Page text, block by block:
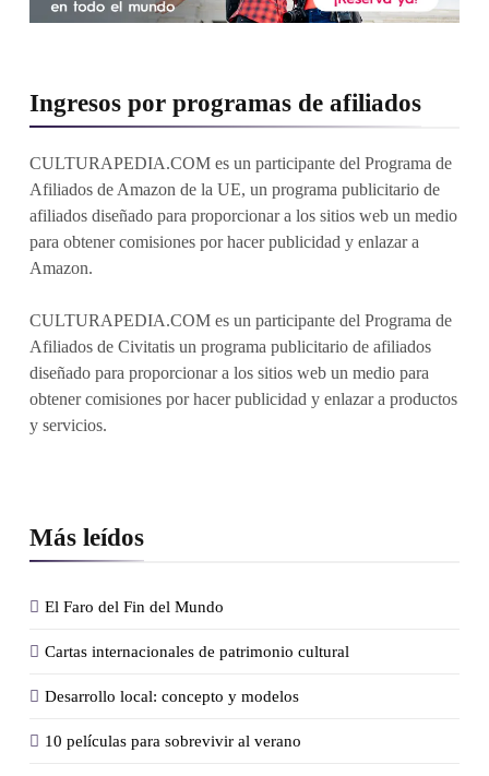
Ingresos por programas de afiliados
CULTURAPEDIA.COM es un participante del Programa de
Afiliados de Amazon de la UE, un programa publicitario de
afiliados diseñado para proporcionar a los sitios web un medio
para obtener comisiones por hacer publicidad y enlazar a
Amazon.
CULTURAPEDIA.COM es un participante del Programa de
Afiliados de Civitatis un programa publicitario de afiliados
diseñado para proporcionar a los sitios web un medio para
obtener comisiones por hacer publicidad y enlazar a productos
y servicios.
Más leídos
El Faro del Fin del Mundo
Cartas internacionales de patrimonio cultural
Desarrollo local: concepto y modelos
10 películas para sobrevivir al verano